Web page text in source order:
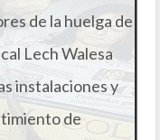
de la huelga de
Lech Walesa
instalaciones y
de